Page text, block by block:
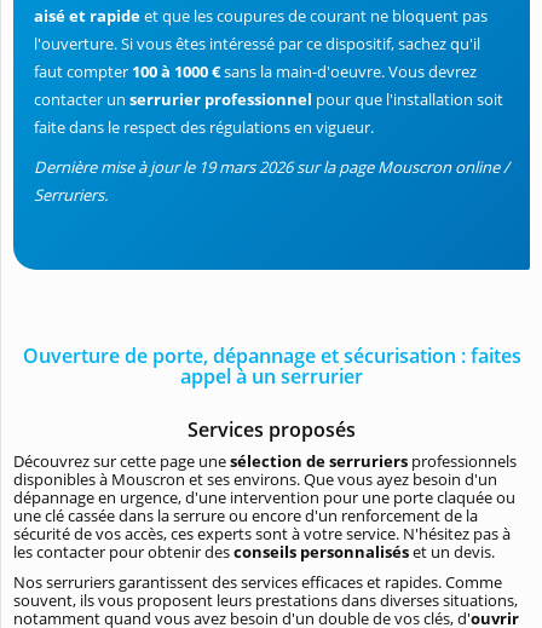
aisé et rapideet que les coupures de courant ne bloquent pas
l'ouverture. Si vous êtes intéressé par ce dispositif, sachez qu'il
faut compter 100 à 1000 €sans la main-d'oeuvre. Vous devrez
contacter un serrurier professionnel pour que l'installation soit
faite dans le respect des régulations en vigueur.
Dernière mise à jour le 19 mars 2026 sur la page Mouscron online /
Serruriers.
Ouverture de porte, dépannage et sécurisation : faites
appel à un serrurier
Services proposés
Découvrez sur cette page unesélection de serruriers professionnels
disponibles à Mouscron et ses environs. Que vous ayez besoin d'un
dépannage en urgence, d'une intervention pour une porte claquée ou
une clé cassée dans la serrure ou encore d'un renforcement de la
sécurité de vos accès, ces experts sont à votre service. N'hésitez pas à
les contacter pour obtenir desconseils personnaliséset un devis.
Nos serruriers garantissent des services efficaces et rapides. Comme
souvent, ils vous proposent leurs prestations dans diverses situations,
notamment quand vous avez besoin d'un double de vos clés, d'ouvrir